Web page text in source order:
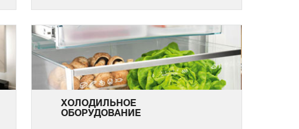
ХОЛОДИЛЬНОЕ
ОБОРУДОВАНИЕ